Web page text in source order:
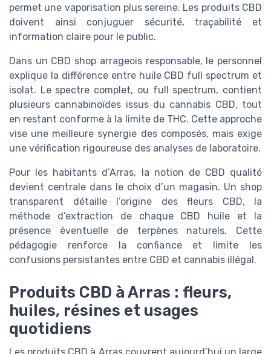
permet une vaporisation plus sereine. Les produits CBD
doivent ainsi conjuguer sécurité, traçabilité et
information claire pour le public.
Dans un CBD shop arrageois responsable, le personnel
explique la différence entre huile CBD full spectrum et
isolat. Le spectre complet, ou full spectrum, contient
plusieurs cannabinoïdes issus du cannabis CBD, tout
en restant conforme à la limite de THC. Cette approche
vise une meilleure synergie des composés, mais exige
une vérification rigoureuse des analyses de laboratoire.
Pour les habitants d’Arras, la notion de CBD qualité
devient centrale dans le choix d’un magasin. Un shop
transparent détaille l’origine des fleurs CBD, la
méthode d’extraction de chaque CBD huile et la
présence éventuelle de terpènes naturels. Cette
pédagogie renforce la confiance et limite les
confusions persistantes entre CBD et cannabis illégal.
Produits CBD à Arras : fleurs,
huiles, résines et usages
quotidiens